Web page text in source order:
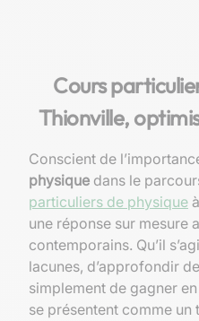
Cours
Thionville,
Conscient de
physique dans le
particuliers de physique
une réponse sur mesure
contemporains. Qu’il
lacunes, d’approfondir
simplement de gagner
se présentent comme un